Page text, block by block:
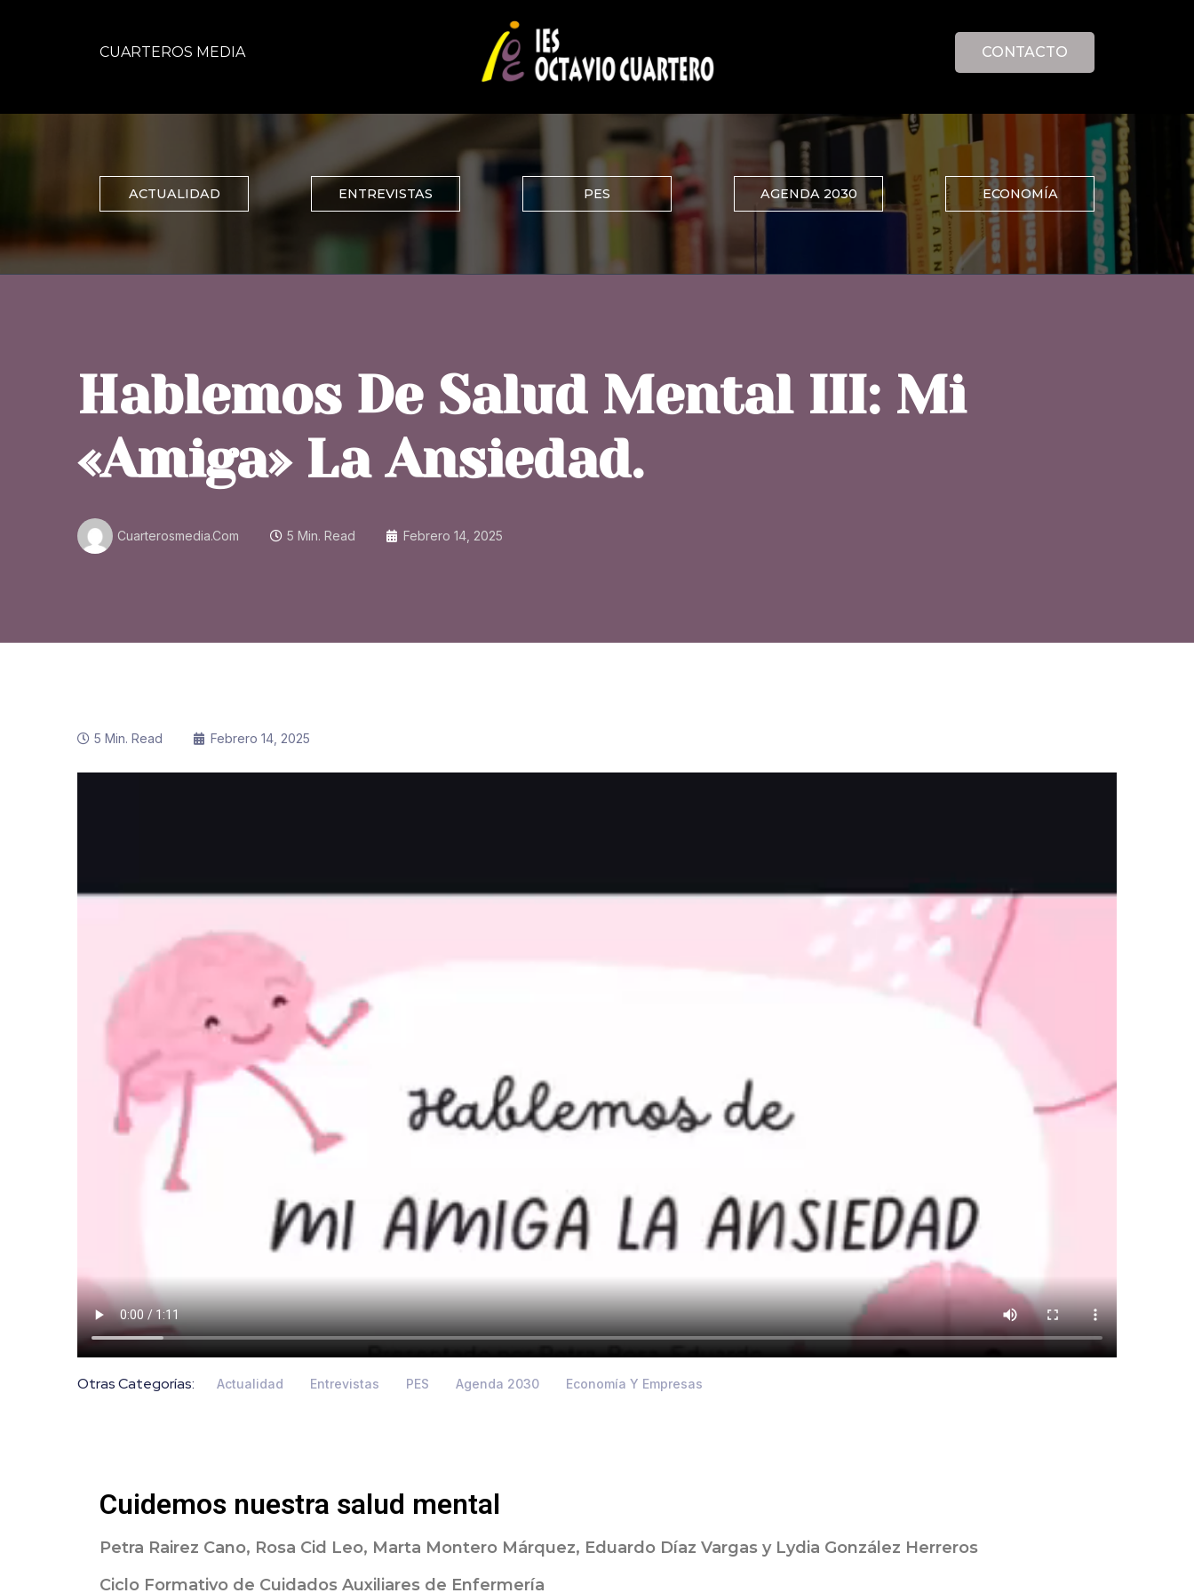
CUARTEROS MEDIA CONTACTO
ACTUALIDAD ENTREVISTAS PES AGENDA 2030 ECONOMÍA
Hablemos De Salud Mental III: Mi
«amiga» La Ansiedad.
Cuarterosmedia.com 5 Min. Read Febrero 14, 2025
5 Min. Read Febrero 14, 2025
Otras Categorías: Actualidad Entrevistas PES Agenda 2030 Economía Y Empresas
Cuidemos nuestra salud mental
Petra Rairez Cano, Rosa Cid Leo, Marta Montero Márquez, Eduardo Díaz Vargas y Lydia González Herreros
Ciclo Formativo de Cuidados Auxiliares de Enfermería